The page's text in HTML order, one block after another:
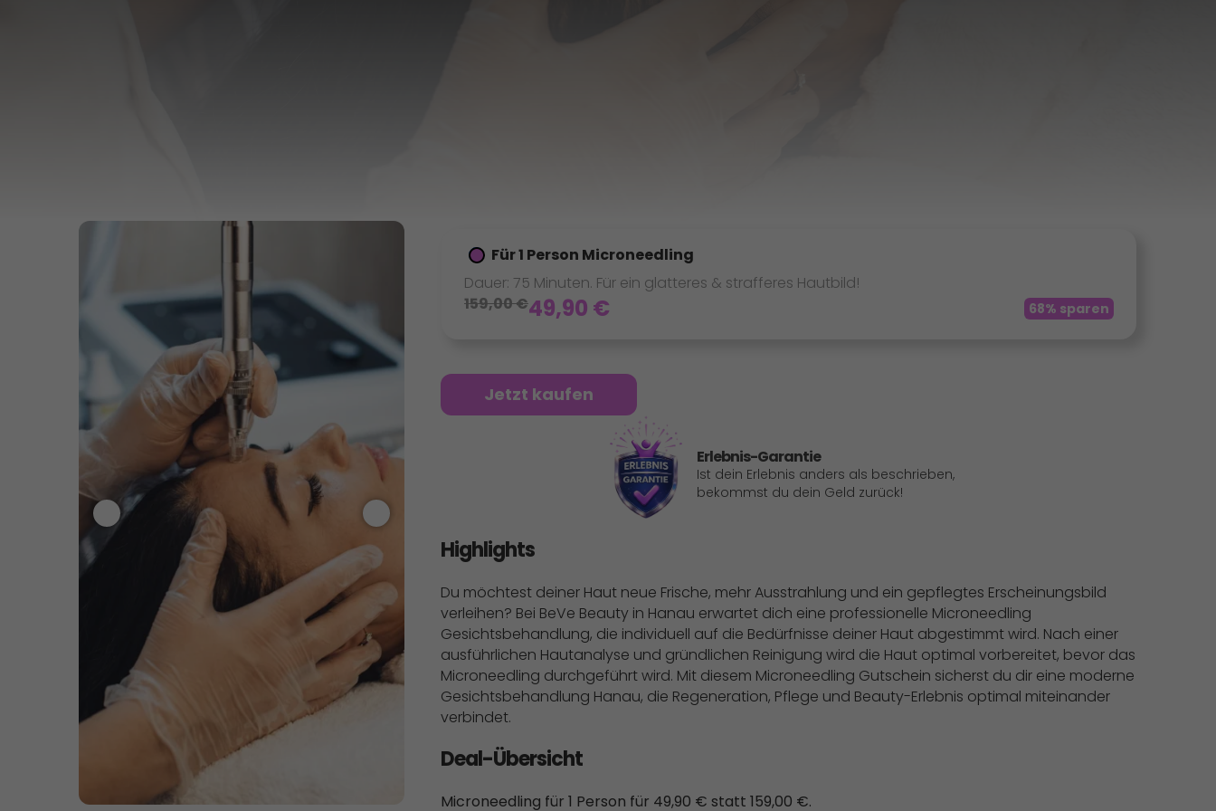
Für 1 Person Microneedling
Dauer: 75 Minuten. Für ein glatteres & strafferes Hautbild!
159,00€49,90 € 68% sparen
Jetzt kaufen
Erlebnis-Garantie
Ist dein Erlebnis anders als beschrieben,
bekommst du dein Geld zurück!
Highlights
Du möchtest deiner Haut neue Frische, mehr Ausstrahlung und ein gepflegtes Erscheinungsbild
verleihen? Bei BeVe Beauty in Hanau erwartet dich eine professionelle Microneedling
Gesichtsbehandlung, die individuell auf die Bedürfnisse deiner Haut abgestimmt wird. Nach einer
ausführlichen Hautanalyse und gründlichen Reinigung wird die Haut optimal vorbereitet, bevor das
Microneedling durchgeführt wird. Mit diesem Microneedling Gutschein sicherst du dir eine moderne
Gesichtsbehandlung Hanau, die Regeneration, Pflege und Beauty-Erlebnis optimal miteinander
verbindet.
Deal-Übersicht
Microneedling für 1 Person für 49,90 € statt 159,00 €.